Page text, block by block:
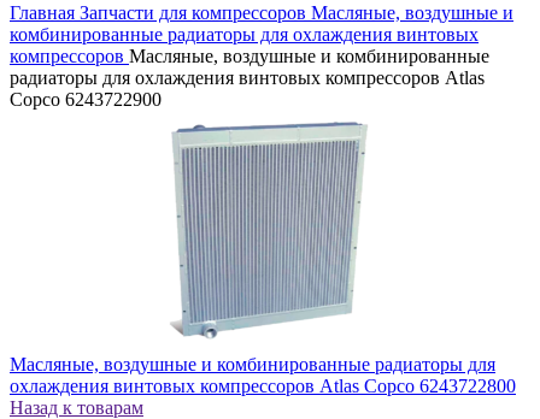
Главная Запчасти для компрессоров Масляные, воздушные и
комбинированные радиаторы для охлаждения винтовых
компрессоров Масляные, воздушные и комбинированные
радиаторы для охлаждения винтовых компрессоров Atlas
Copco 6243722900
Масляные, воздушные и комбинированные радиаторы для
охлаждения винтовых компрессоров Atlas Copco 6243722800
Назад к товарам